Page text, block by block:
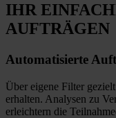
IHR
AUFTRÄGEN
Automatisierte
Über eigene Filter
erhalten. Analysen zu
erleichtern die